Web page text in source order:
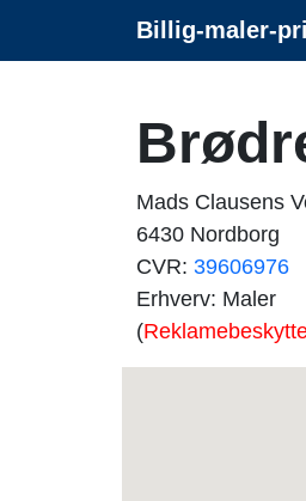
Billig-maler-
Mads Clausens
6430 Nordborg
CVR: 39606976
Erhverv: Maler
(